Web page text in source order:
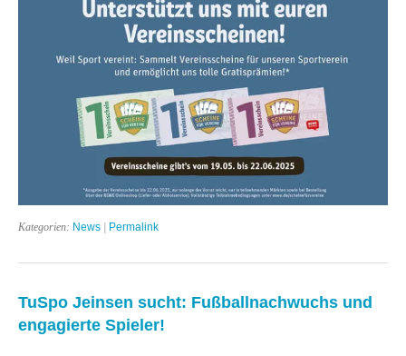
Kategorien: News Permalink
TuSpo Jeinsen sucht: Fußballnachwuchs und
engagierte Spieler!